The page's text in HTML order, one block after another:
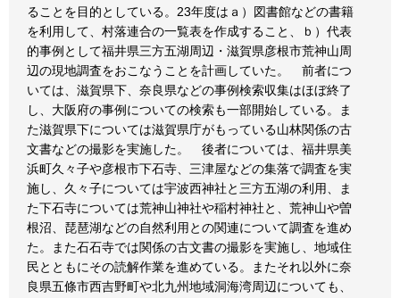
ることを目的としている。23年度はａ）図書館などの書籍
を利用して、村落連合の一覧表を作成すること、ｂ）代表
的事例として福井県三方五湖周辺・滋賀県彦根市荒神山周
辺の現地調査をおこなうことを計画していた。 前者につ
いては、滋賀県下、奈良県などの事例検索収集はほぼ終了
し、大阪府の事例についての検索も一部開始している。ま
た滋賀県下については滋賀県庁がもっている山林関係の古
文書などの撮影を実施した。 後者については、福井県美
浜町久々子や彦根市下石寺、三津屋などの集落で調査を実
施し、久々子については宇波西神社と三方五湖の利用、ま
た下石寺については荒神山神社や稲村神社と、荒神山や曽
根沼、琵琶湖などの自然利用との関連について調査を進め
た。また石石寺では関係の古文書の撮影を実施し、地域住
民とともにその読解作業を進めている。またそれ以外に奈
良県五條市西吉野町や北九州地域洞海湾周辺についても、